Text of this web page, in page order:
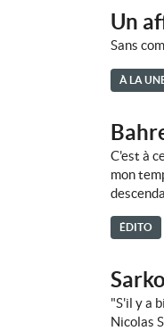
Un
Sans
À LA
C'est à
mon
ÉDITO
"S'il y a
Nicolas